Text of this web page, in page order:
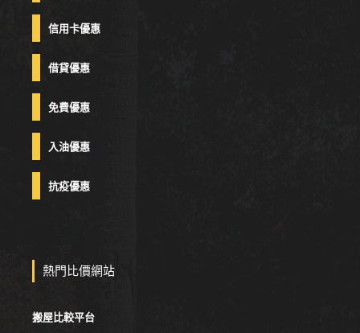
信用卡優惠
借貸優惠
免費優惠
入油優惠
抗疫優惠
熱門比價網站
搬屋比較平台